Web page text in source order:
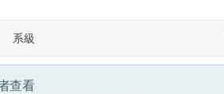
系級
查看